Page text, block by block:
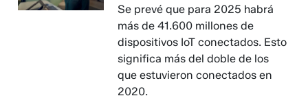
Se prevé que para 2025 habrá
más de 41.600 millones de
dispositivos IoT conectados. Esto
significa más del doble de los
que estuvieron conectados en
2020.